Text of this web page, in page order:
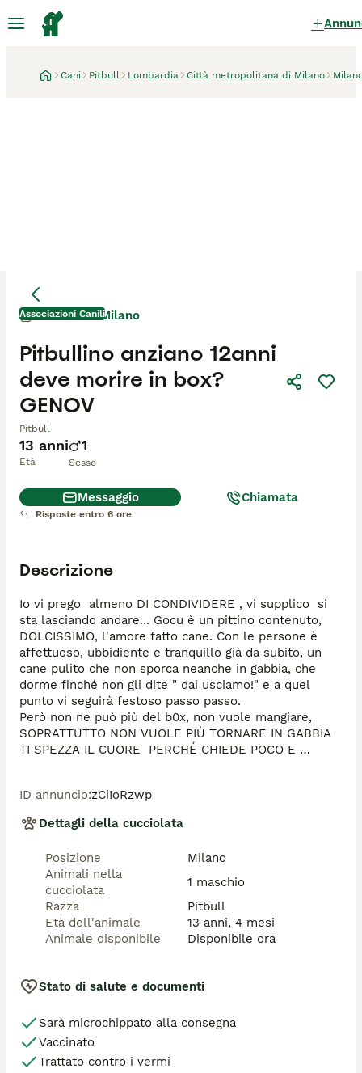
Cani Pitbull Lombardia Città metropolitana di Milano
Associazioni Canili
13 anni
Età
1
Sesso
Pitbullino anziano 12anni
deve morire in box?
GENOV
Pitbull
1 settimana Milano
Messaggio Chiamata
Risposte entro 6 ore
Descrizione
Io vi prego  almeno DI CONDIVIDERE , vi supplico  si
sta lasciando andare... Gocu è un pittino contenuto,
DOLCISSIMO, l'amore fatto cane. Con le persone è
affettuoso, ubbidiente e tranquillo già da subito, un
cane pulito che non sporca neanche in gabbia, che
dorme finché non gli dite " dai usciamo!" e a quel
punto vi seguirà festoso passo passo.
Però non ne può più del b0x, non vuole mangiare,
SOPRATTUTTO NON VUOLE PIÙ TORNARE IN GABBIA
TI SPEZZA IL CUORE  PERCHÉ CHIEDE POCO E
UN CANE CHE NON VI DARÀ ALCUN PROBLEMA.
No gatti, no simili. Ha 12 anni e mezzo.
Gocu vi aspetta al canile di Monte Contessa a Genova
3715724119
Io sono disponibile a farvelo conoscere in ogni
momento potete scrivere anche a me 3395385983.
DIAMOGLI UNA POSSIBILITÀ
ID annuncio:zCiIoRzwp
Dettagli della cucciolata
Posizione
Milano
Animali nella
cucciolata
1 maschio
Razza
Pitbull
Età dell'animale
13 anni, 4 mesi
Animale disponibile
Disponibile ora
Stato di salute e documenti
Sarà microchippato alla consegna
Vaccinato
Trattato contro i vermi